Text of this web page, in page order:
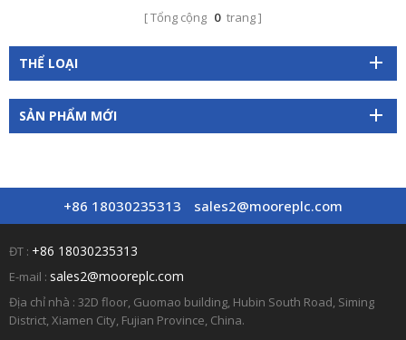
Tổng cộng 0 trang
THỂ LOẠI
SẢN PHẨM MỚI
+86 18030235313 sales2@mooreplc.com
ĐT : +86 18030235313
E-mail : sales2@mooreplc.com
Địa chỉ nhà : 32D floor, Guomao building, Hubin South Road, Siming
District, Xiamen City, Fujian Province, China.